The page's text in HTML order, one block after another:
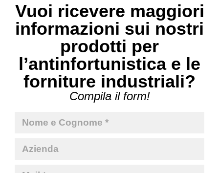
Vuoi ricevere maggiori
informazioni sui nostri
prodotti per
l’antinfortunistica e le
forniture industriali?
Compila il form!